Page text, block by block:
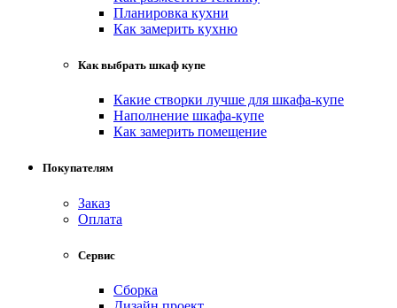
Планировка кухни
Как замерить кухню
Как выбрать шкаф купе
Какие створки лучше для шкафа-купе
Наполнение шкафа-купе
Как замерить помещение
Покупателям
Заказ
Оплата
Сервис
Сборка